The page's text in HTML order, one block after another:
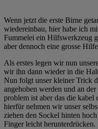
Wenn jetzt die erste Birne
wiedereinbau, hier habe ich
Fummelei ein Hilfswerkzeug
aber dennoch eine grosse
Als erstes legen wir nun
wir ihn dann wieder in die
Nun folgt unser kleiner Trick
angehoben werden und an
problem ist aber das die kabel
hierfür nehmen wir unser
ziehen den Sockel hinten
Finger leicht herunterdrücken.